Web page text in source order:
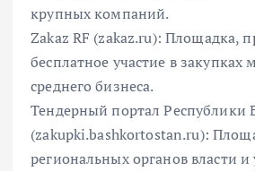
крупных компаний.
Zakaz RF (zakaz.ru): Площадка,
бесплатное участие в закупках
среднего бизнеса.
Тендерный портал Республики
(zakupki.bashkortostan.ru):
региональных органов власти